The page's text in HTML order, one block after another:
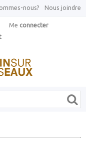
nous? Nous joindre
Me connecter